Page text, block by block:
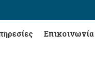
Επικοινωνία